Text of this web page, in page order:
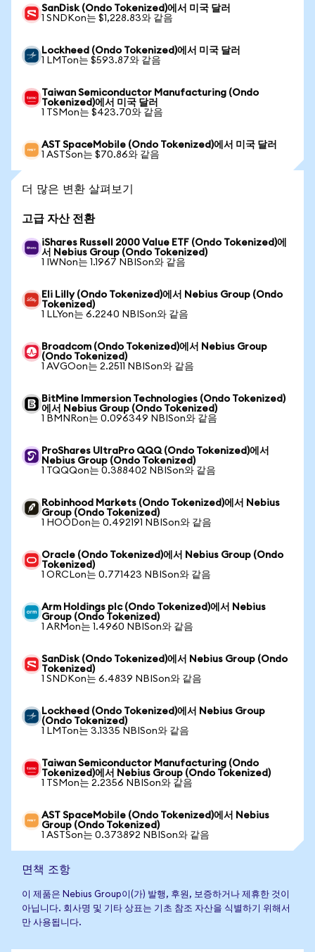
SanDisk (Ondo Tokenized)에서 미국 달러
1 SNDKon는 $1,228.83와 같음
Lockheed (Ondo Tokenized)에서 미국 달러
1 LMTon는 $593.87와 같음
Taiwan Semiconductor Manufacturing (Ondo
Tokenized)에서 미국 달러
1 TSMon는 $423.70와 같음
AST SpaceMobile (Ondo Tokenized)에서 미국 달러
1 ASTSon는 $70.86와 같음
더 많은 변환 살펴보기
고급 자산 전환
iShares Russell 2000 Value ETF (Ondo Tokenized)에
서 Nebius Group (Ondo Tokenized)
1 IWNon는 1.1967 NBISon와 같음
Eli Lilly (Ondo Tokenized)에서 Nebius Group (Ondo
Tokenized)
1 LLYon는 6.2240 NBISon와 같음
Broadcom (Ondo Tokenized)에서 Nebius Group
(Ondo Tokenized)
1 AVGOon는 2.2511 NBISon와 같음
BitMine Immersion Technologies (Ondo Tokenized)
에서 Nebius Group (Ondo Tokenized)
1 BMNRon는 0.096349 NBISon와 같음
ProShares UltraPro QQQ (Ondo Tokenized)에서
Nebius Group (Ondo Tokenized)
1 TQQQon는 0.388402 NBISon와 같음
Robinhood Markets (Ondo Tokenized)에서 Nebius
Group (Ondo Tokenized)
1 HOODon는 0.492191 NBISon와 같음
Oracle (Ondo Tokenized)에서 Nebius Group (Ondo
Tokenized)
1 ORCLon는 0.771423 NBISon와 같음
Arm Holdings plc (Ondo Tokenized)에서 Nebius
Group (Ondo Tokenized)
1 ARMon는 1.4960 NBISon와 같음
SanDisk (Ondo Tokenized)에서 Nebius Group (Ondo
Tokenized)
1 SNDKon는 6.4839 NBISon와 같음
Lockheed (Ondo Tokenized)에서 Nebius Group
(Ondo Tokenized)
1 LMTon는 3.1335 NBISon와 같음
Taiwan Semiconductor Manufacturing (Ondo
Tokenized)에서 Nebius Group (Ondo Tokenized)
1 TSMon는 2.2356 NBISon와 같음
AST SpaceMobile (Ondo Tokenized)에서 Nebius
Group (Ondo Tokenized)
1 ASTSon는 0.373892 NBISon와 같음
면책 조항
이 제품은 Nebius Group이(가) 발행, 후원, 보증하거나 제휴한 것이
아닙니다. 회사명 및 기타 상표는 기초 참조 자산을 식별하기 위해서
만 사용됩니다.